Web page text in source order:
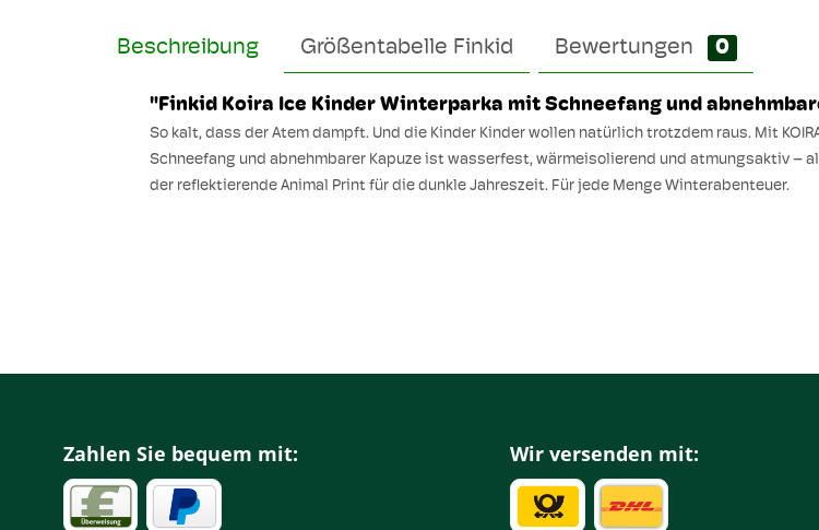
Beschreibung Größentabelle Finkid Bewertungen 0
"Finkid Koira Ice Kinder Winterparka mit Schneefang und
So kalt, dass der Atem dampft. Und die Kinder Kinder wollen natürlich trotzdem raus. Mit
Schneefang und abnehmbarer Kapuze ist wasserfest, wärmeisolierend und atmungsaktiv
der reflektierende Animal Print für die dunkle Jahreszeit. Für jede Menge Winterabenteuer.
Zahlen Sie bequem mit: Wir versenden mit: